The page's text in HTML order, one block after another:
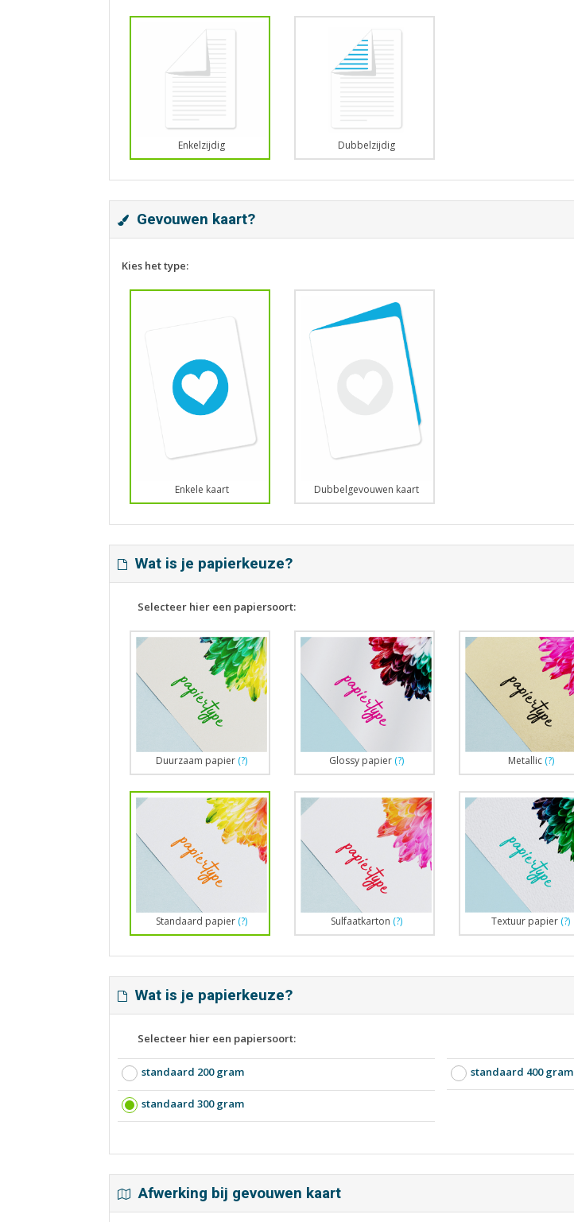
Enkelzijdig Dubbelzijdig
Gevouwen kaart?
Kies het type:
Enkele kaart Dubbelgevouwen kaart
Wat is je papierkeuze?
Selecteer hier een papiersoort:
Duurzaam papier (?) Glossy papier (?) Metallic (?)
Standaard papier (?) Sulfaatkarton (?) Textuur papier (?)
Wat is je papierkeuze?
Selecteer hier een papiersoort:
standaard 200 gram
standaard 300 gram
standaard 400 gram
Afwerking bij gevouwen kaart